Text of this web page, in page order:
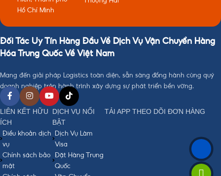
Hồ Chí Minh
Đối Tác Uy Tín Hàng Đầu Về Dịch Vụ Vận Chuyển Hàng
Hóa Trung Quốc Về Việt Nam
Mang đến giải pháp Logistics toàn diện, sẵn sàng đồng hành cùng quý
doanh nghiệp trên hành trình xây dựng sự phát triển bền vững.
LIÊN KẾT HỮU
ÍCH
Điều khoản dịch
vụ
Chính sách bảo
mật
DỊCH VỤ NỔI
BẬT
Dịch Vụ Làm
Visa
Đặt Hàng Trung
Quốc
TẢI APP THEO DÕI ĐƠN HÀNG